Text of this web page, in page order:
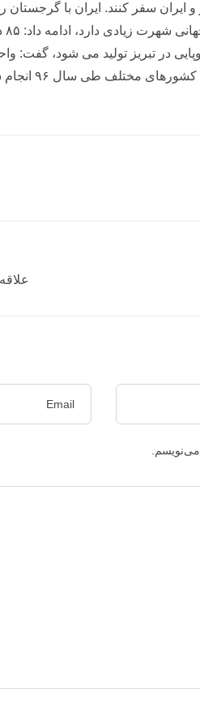
سفر کنند. ایران با گرجستان
داد: ۸۵ درصد چرم کشور در تبریز تولید می ‌شود.
در تبریز تولید می ‌شود، گفت: